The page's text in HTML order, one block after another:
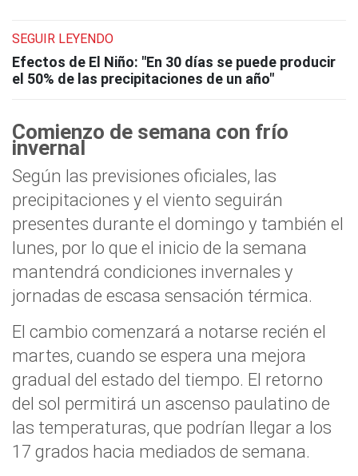
SEGUIR LEYENDO
Efectos de El Niño: "En 30 días se puede producir
el 50% de las precipitaciones de un año"
Comienzo de semana con frío
invernal
Según las previsiones oficiales, las
precipitaciones y el viento seguirán
presentes durante el domingo y también el
lunes, por lo que el inicio de la semana
mantendrá condiciones invernales y
jornadas de escasa sensación térmica.
El cambio comenzará a notarse recién el
martes, cuando se espera una mejora
gradual del estado del tiempo. El retorno
del sol permitirá un ascenso paulatino de
las temperaturas, que podrían llegar a los
17 grados hacia mediados de semana.